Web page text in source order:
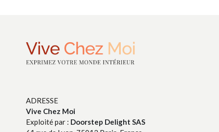
ADRESSE
Vive Chez Moi
Exploité par : Doorstep Delight SAS